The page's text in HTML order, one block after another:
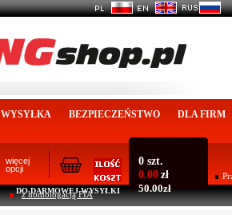
WYSYŁKA BEZPIECZEŃSTWO DLA FIRM
więcej
opcji
0 szt.
0.00 zł
DO DARMOWEJ WYSYŁKI 50.00zł
z homologacją FIA